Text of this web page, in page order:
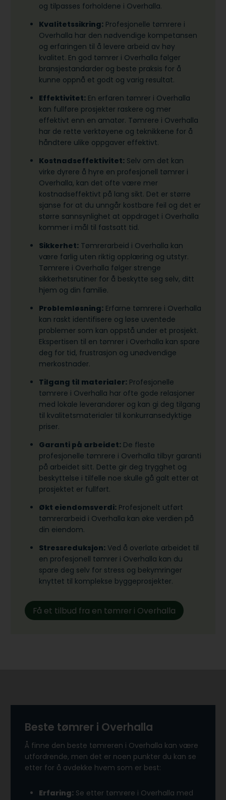
og tilpasses forholdene i Overhalla.
Kvalitetssikring: Profesjonelle tømrere i
Overhalla har den nødvendige kompetansen
og erfaringen til å levere arbeid av høy
kvalitet. En god tømrer i Overhalla følger
bransjestandarder og beste praksis for å
kunne oppnå et godt og varig resultat.
Effektivitet: En erfaren tømrer i Overhalla
kan fullføre prosjekter raskere og mer
effektivt enn en amatør. Tømrere i Overhalla
har de rette verktøyene og teknikkene for å
håndtere ulike oppgaver effektivt.
Kostnadseffektivitet: Selv om det kan
virke dyrere å hyre en profesjonell tømrer i
Overhalla, kan det ofte være mer
kostnadseffektivt på lang sikt. Det er større
sjanse for at du unngår kostbare feil og det er
større sannsynlighet at oppdraget i Overhalla
kommer i mål til fastsatt tid.
Sikkerhet: Tømrerarbeid i Overhalla kan
være farlig uten riktig opplæring og utstyr.
Tømrere i Overhalla følger strenge
sikkerhetsrutiner for å beskytte seg selv, ditt
hjem og din familie.
Problemløsning: Erfarne tømrere i Overhalla
kan raskt identifisere og løse uventede
problemer som kan oppstå under et prosjekt.
Ekspertisen til en tømrer i Overhalla kan spare
deg for tid, frustrasjon og unødvendige
merkostnader.
Tilgang til materialer: Profesjonelle
tømrere i Overhalla har ofte gode relasjoner
med lokale leverandører og kan gi deg tilgang
til kvalitetsmaterialer til konkurransedyktige
priser.
Garanti på arbeidet: De fleste
profesjonelle tømrere i Overhalla tilbyr garanti
på arbeidet sitt. Dette gir deg trygghet og
beskyttelse i tilfelle noe skulle gå galt etter at
prosjektet er fullført.
Økt eiendomsverdi: Profesjonelt utført
tømrerarbeid i Overhalla kan øke verdien på
din eiendom.
Stressreduksjon: Ved å overlate arbeidet til
en profesjonell tømrer i Overhalla kan du
spare deg selv for stress og bekymringer
knyttet til komplekse byggeprosjekter.
Få et tilbud fra en tømrer i Overhalla
Beste tømrer i Overhalla
Å finne den beste tømreren i Overhalla kan være
utfordrende, men det er noen punkter du kan se
etter for å avdekke hvem som er best:
Erfaring: Se etter tømrere i Overhalla med